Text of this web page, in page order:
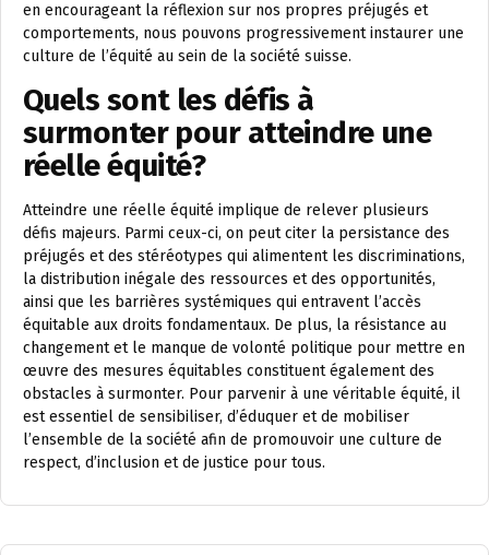
en encourageant la réflexion sur nos propres préjugés et
comportements, nous pouvons progressivement instaurer une
culture de l’équité au sein de la société suisse.
Quels sont les défis à
surmonter pour atteindre une
réelle équité?
Atteindre une réelle équité implique de relever plusieurs
défis majeurs. Parmi ceux-ci, on peut citer la persistance des
préjugés et des stéréotypes qui alimentent les discriminations,
la distribution inégale des ressources et des opportunités,
ainsi que les barrières systémiques qui entravent l’accès
équitable aux droits fondamentaux. De plus, la résistance au
changement et le manque de volonté politique pour mettre en
œuvre des mesures équitables constituent également des
obstacles à surmonter. Pour parvenir à une véritable équité, il
est essentiel de sensibiliser, d’éduquer et de mobiliser
l’ensemble de la société afin de promouvoir une culture de
respect, d’inclusion et de justice pour tous.